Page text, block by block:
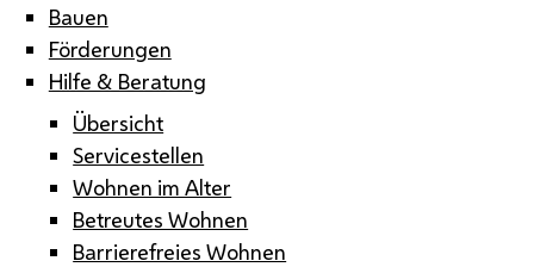
Bauen
Förderungen
Hilfe & Beratung
Übersicht
Servicestellen
Wohnen im Alter
Betreutes Wohnen
Barrierefreies Wohnen